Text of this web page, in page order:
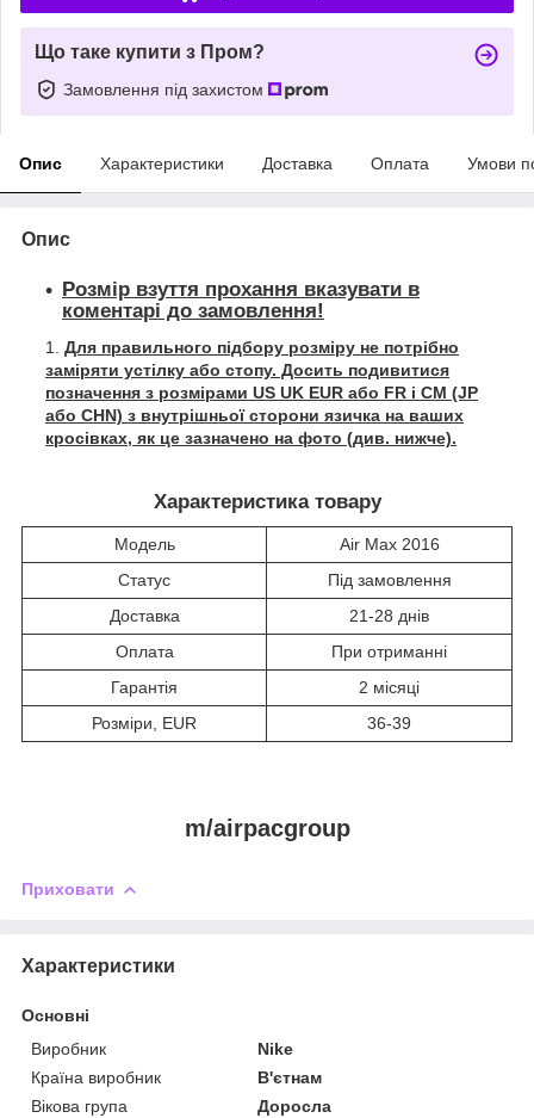
Що таке купити з Пром?
Замовлення під захистом
Опис Характеристики Доставка Оплата Умови
Опис
Розмір взуття прохання вказувати в
коментарі до замовлення!
Для правильного підбору розміру не потрібно
заміряти устілку або стопу. Досить подивитися
позначення з розмірами US UK EUR або FR і СМ (JP
або CHN) з внутрішньої сторони язичка на ваших
кросівках, як це зазначено на фото (див. нижче).
Характеристика товару
Модель
Air Max 2016
Статус
Під замовлення
Доставка
21-28 днів
Оплата
При отриманні
Гарантія
2 місяці
Розміри, EUR
36-39
m/airpacgroup
Приховати
Характеристики
Основні
Виробник
Nike
Країна виробник
В'єтнам
Вікова група
Доросла